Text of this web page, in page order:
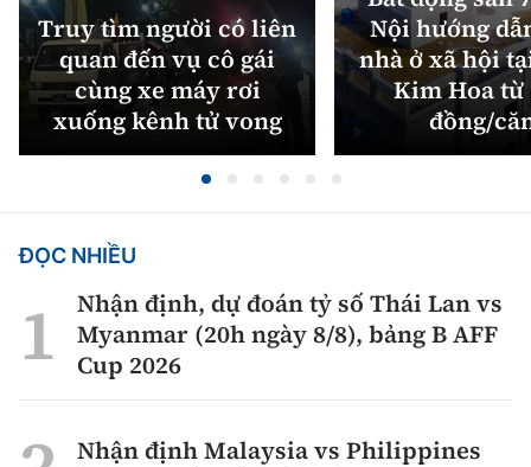
Truy tìm người có liên
quan đến vụ cô gái
cùng xe máy rơi
xuống kênh tử vong
Nội hướng
nhà ở xã hội
Kim Hoa từ
đồng/
ĐỌC NHIỀU
Nhận định, dự đoán tỷ số Thái Lan vs
Myanmar (20h ngày 8/8), bảng B AFF
Cup 2026
Nhận định Malaysia vs Philippines